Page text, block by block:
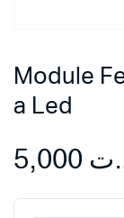
Module
a Led